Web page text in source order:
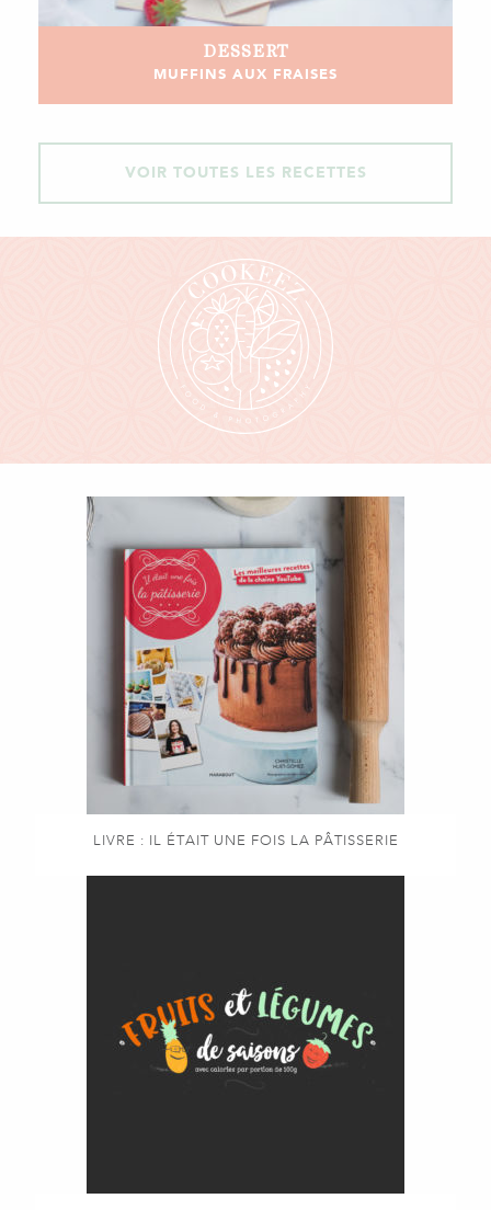
DESSERT
MUFFINS AUX FRAISES
VOIR TOUTES LES RECETTES
LIVRE : IL ÉTAIT UNE FOIS LA PÂTISSERIE